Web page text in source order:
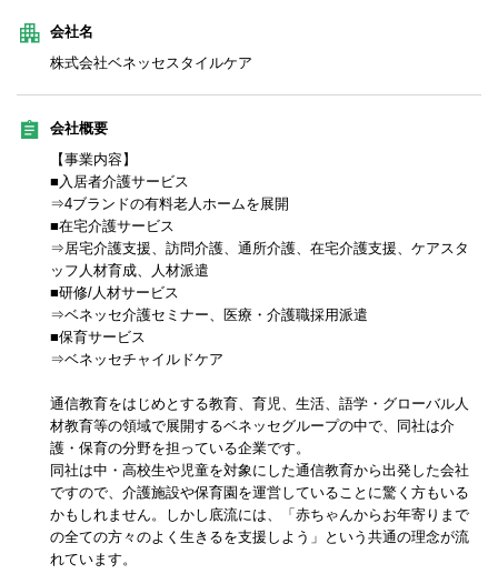
会社名
株式会社ベネッセスタイルケア
会社概要
【事業内容】
■入居者介護サービス
⇒4ブランドの有料老人ホームを展開
■在宅介護サービス
⇒居宅介護支援、訪問介護、通所介護、在宅介護支援、ケアスタ
ッフ人材育成、人材派遣
■研修/人材サービス
⇒ベネッセ介護セミナー、医療・介護職採用派遣
■保育サービス
⇒ベネッセチャイルドケア
通信教育をはじめとする教育、育児、生活、語学・グローバル人
材教育等の領域で展開するベネッセグループの中で、同社は介
護・保育の分野を担っている企業です。
同社は中・高校生や児童を対象にした通信教育から出発した会社
ですので、介護施設や保育園を運営していることに驚く方もいる
かもしれません。しかし底流には、「赤ちゃんからお年寄りまで
の全ての方々のよく生きるを支援しよう」という共通の理念が流
れています。